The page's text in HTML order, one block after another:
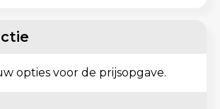
opties voor de prijsopgave.